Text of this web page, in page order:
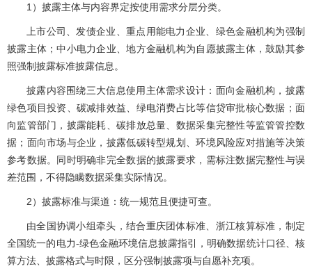
1）披露主体与内容界定按使用需求分层分类。
上市公司、发债企业、重点用能电力企业、绿色金融机构为强制
披露主体；中小电力企业、地方金融机构为自愿披露主体，鼓励其参
照强制披露标准披露信息。
披露内容围绕三大信息使用主体需求设计：面向金融机构，披露
绿色项目投资、碳减排效益、绿电消费占比等信贷审批核心数据；面
向监管部门，披露能耗、碳排放总量、数据采集完整性等监管管控数
据；面向市场与企业，披露低碳转型规划、环境风险应对措施等决策
参考数据。同时明确非完全数据的披露要求，需标注数据完整性与误
差范围，不得隐瞒数据采集实际情况。
2）披露标准与渠道：统一规范且便捷可查。
由全国协调小组牵头，结合重庆团体标准、浙江核算标准，制定
全国统一的电力-绿色金融环境信息披露指引，明确数据统计口径、核
算方法、披露格式与时限，区分强制披露项与自愿补充项。